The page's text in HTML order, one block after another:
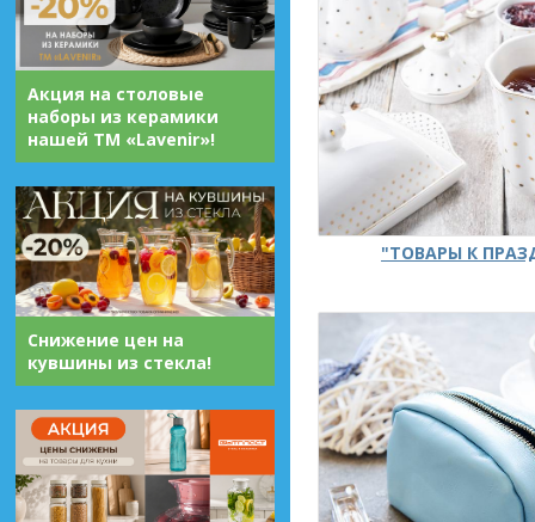
Акция на столовые
наборы из керамики
нашей ТМ «Lavenir»!
Снижение цен на
кувшины из стекла!
"ТОВАРЫ К